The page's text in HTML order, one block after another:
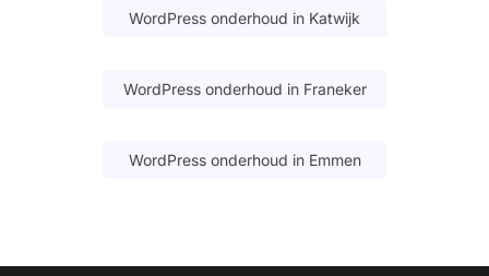
WordPress onderhoud in Katwijk
WordPress onderhoud in Franeker
WordPress onderhoud in Emmen